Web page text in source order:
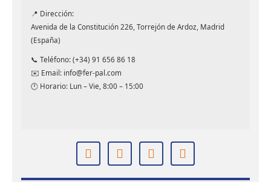
📍 Dirección:
Avenida de la Constitución 226, Torrejón de Ardoz, Madrid
(España)
📞 Teléfono: (+34) 91 656 86 18
✉️ Email: info@fer-pal.com
🕐 Horario: Lun – Vie, 8:00 – 15:00